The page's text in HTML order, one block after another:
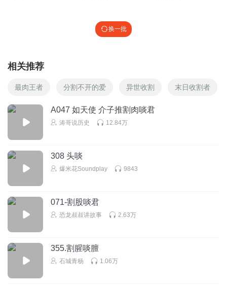
换一批
相关推荐
最肉王者 分割不开的爱 异世收割 末日收割者
A047 如天使 介子推割肉啖君
涛哥说历史 12.84万
308 头啖
爆米花Soundplay 9843
071-割股啖君
恐龙叔叔讲故事 2.63万
355.割腥啖膻
石城青杨 1.06万